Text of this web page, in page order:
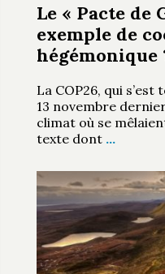
Le « Pacte de
exemple de
hégémonique
La COP26, qui s’est
13 novembre
climat où se
texte dont …